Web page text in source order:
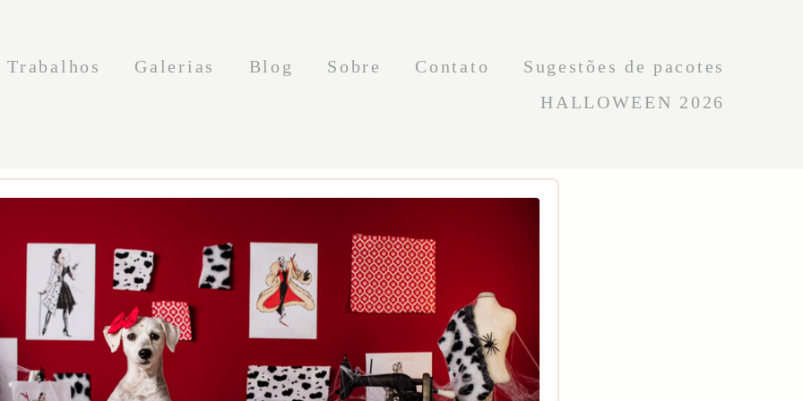
Trabalhos Galerias Blog Sobre Contato
Sugestões de pacotes
HALLOWEEN 2026